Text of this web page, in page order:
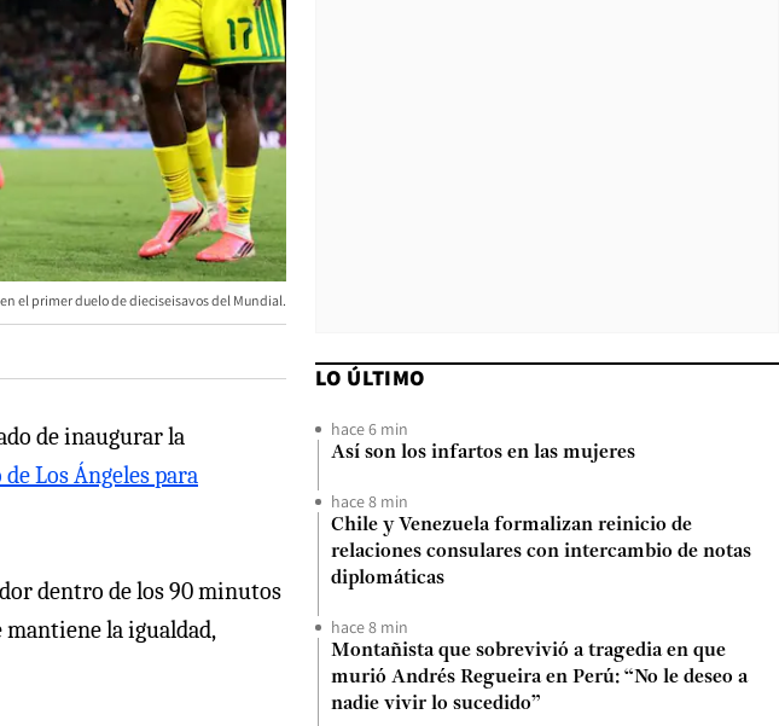
el primer duelo de dieciseisavos del Mundial.
de inaugurar la
Los Ángeles para
dentro de los 90 minutos
mantiene la igualdad,
LO ÚLTIMO
hace 6 min
Así son los infartos en las mujeres
hace 8 min
Chile y Venezuela formalizan reinicio de
relaciones consulares con intercambio de notas
diplomáticas
hace 8 min
Montañista que sobrevivió a tragedia en que
murió Andrés Regueira en Perú: “No le deseo a
nadie vivir lo sucedido”